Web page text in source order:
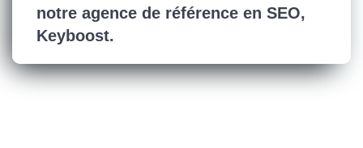
notre agence de référence en SEO,
Keyboost.